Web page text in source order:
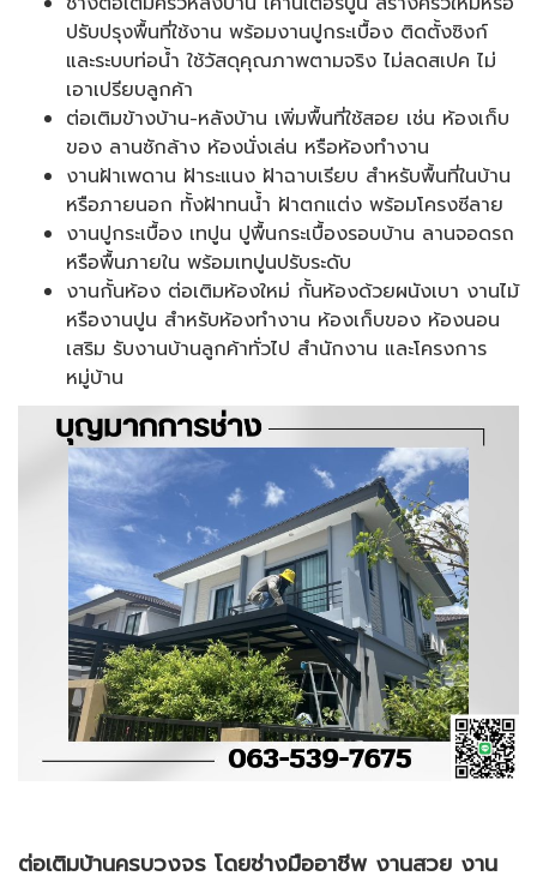
ปรับปรุงพื้นที่ใช้งาน พร้อมงานปูกระเบื้อง ติดตั้งซิงก์
และระบบท่อน้ำ ใช้วัสดุคุณภาพตามจริง ไม่ลดสเปค ไม่
เอาเปรียบลูกค้า
ต่อเติมข้างบ้าน-หลังบ้าน เพิ่มพื้นที่ใช้สอย เช่น ห้องเก็บ
ของ ลานซักล้าง ห้องนั่งเล่น หรือห้องทำงาน
งานฝ้าเพดาน ฝ้าระแนง ฝ้าฉาบเรียบ สำหรับพื้นที่ในบ้าน
หรือภายนอก ทั้งฝ้าทนน้ำ ฝ้าตกแต่ง พร้อมโครงซีลาย
งานปูกระเบื้อง เทปูน ปูพื้นกระเบื้องรอบบ้าน ลานจอดรถ
หรือพื้นภายใน พร้อมเทปูนปรับระดับ
งานกั้นห้อง ต่อเติมห้องใหม่ กั้นห้องด้วยผนังเบา งานไม้
หรืองานปูน สำหรับห้องทำงาน ห้องเก็บของ ห้องนอน
เสริม รับงานบ้านลูกค้าทั่วไป สำนักงาน และโครงการ
หมู่บ้าน
ต่อเติมบ้านครบวงจร โดยช่างมืออาชีพ งานสวย งาน